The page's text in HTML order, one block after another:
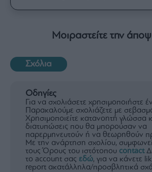
Μοιραστείτε την
Σχόλια
Οδηγίες
Για να σχολιάσετε χρησιμοποιήστε
Παρακαλούμε σχολιάζετε με
Χρησιμοποιείτε κατανοητή γλώσσα
διατυπώσεις που θα μπορούσαν να
παρερμηνευτούν ή να θεωρηθούν
Με την ανάρτηση σχολίου,
τους Όρους του ιστότοπου contact
το account σας εδώ, για να κάνετε
report ακατάλληλα/προσβλητικά